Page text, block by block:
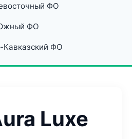
ФО
ФО
Кавказский ФО
Luxe